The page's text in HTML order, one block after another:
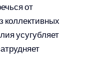
от
коллективных
усугубляет